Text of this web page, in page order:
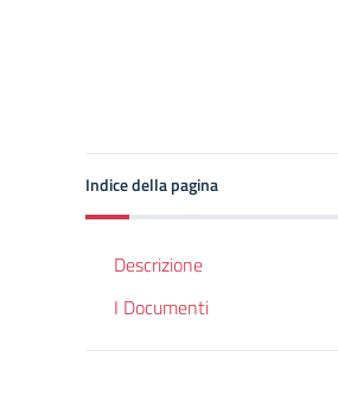
Indice della pagina
Descrizione
I Documenti